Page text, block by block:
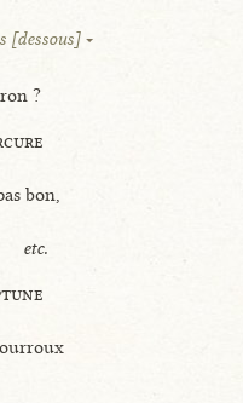
[dessous]
?
bon,
etc.